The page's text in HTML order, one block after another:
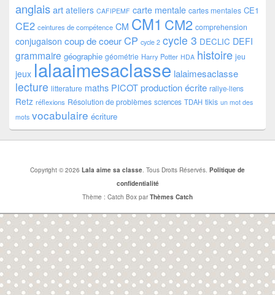
anglaisart ateliers CAFIPEMF carte mentale cartes mentales CE1
CE2 ceintures de compétence CM CM1 CM2 comprehension
conjugaison coup de coeurCP cycle 2 cycle 3 DECLIC DEFI
grammaire géographie géométrie Harry Potter HDA histoire jeu
jeux lalaaimesaclasse lalaimesaclasse
lecture litterature maths PICOTproduction écrite rallye-liens
Retz réflexions Résolution de problèmes sciences TDAH tikis un mot des
mots vocabulaire écriture
Copyright © 2026 Lala aime sa classe. Tous Droits Réservés. Politique de
confidentialité
Thème : Catch Box parThèmes Catch